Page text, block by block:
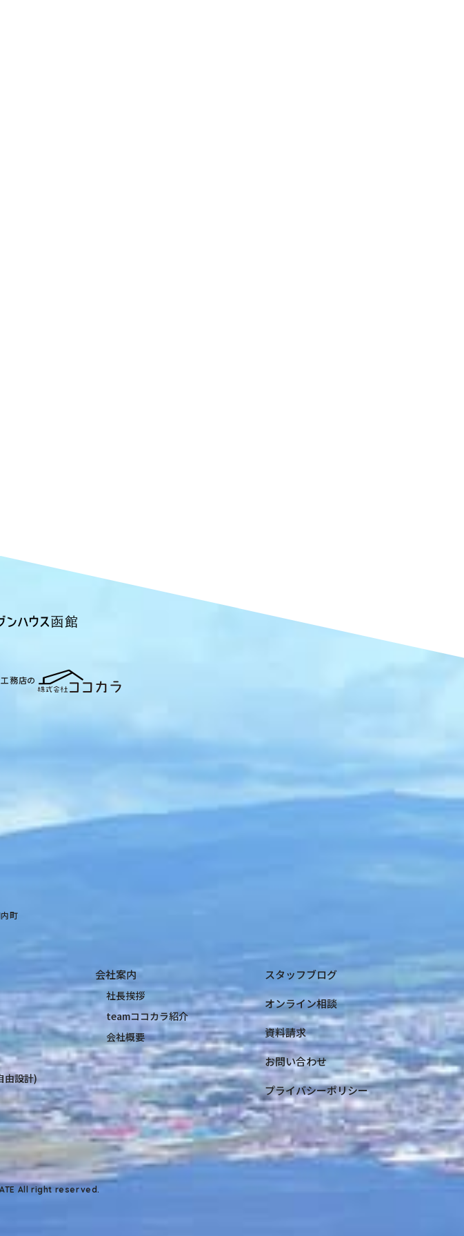
務店の
町
由設計)
会社案内
社長挨拶
teamココカラ紹介
会社概要
スタッフブログ
オンライン相談
資料請求
お問い合わせ
プライバシーポリシー
All right reserved.